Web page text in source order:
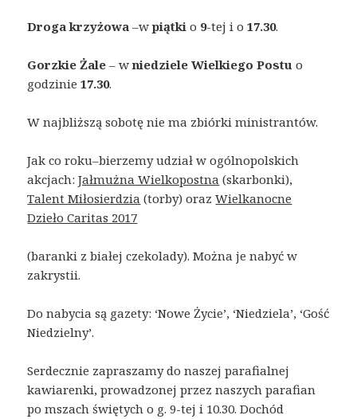
Droga krzyżowa –wpiątki o 9-tej i o17.30.
Gorzkie Żale – wniedziele Wielkiego Postu o
godzinie17.30.
W najbliższą sobotę nie ma zbiórki ministrantów.
Jak co roku–bierzemy udział w ogólnopolskich
akcjach:Jałmużna Wielkopostna (skarbonki),
Talent Miłosierdzia (torby) orazWielkanocne
Dzieło Caritas 2017
(baranki z białej czekolady). Można je nabyć w
zakrystii.
Do nabycia są gazety: ‘Nowe Życie’, ‘Niedziela’, ‘Gość
Niedzielny’.
Serdecznie zapraszamy do naszej parafialnej
kawiarenki, prowadzonej przez naszych parafian
po mszach świętych o g. 9-tej i 10.30. Dochód